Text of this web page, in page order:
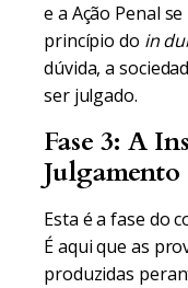
e a Ação Penal
princípio do in
dúvida, a
ser julgado.
Fase 3: A
Julgamento
Esta é a fase do
É aqui que as
produzidas